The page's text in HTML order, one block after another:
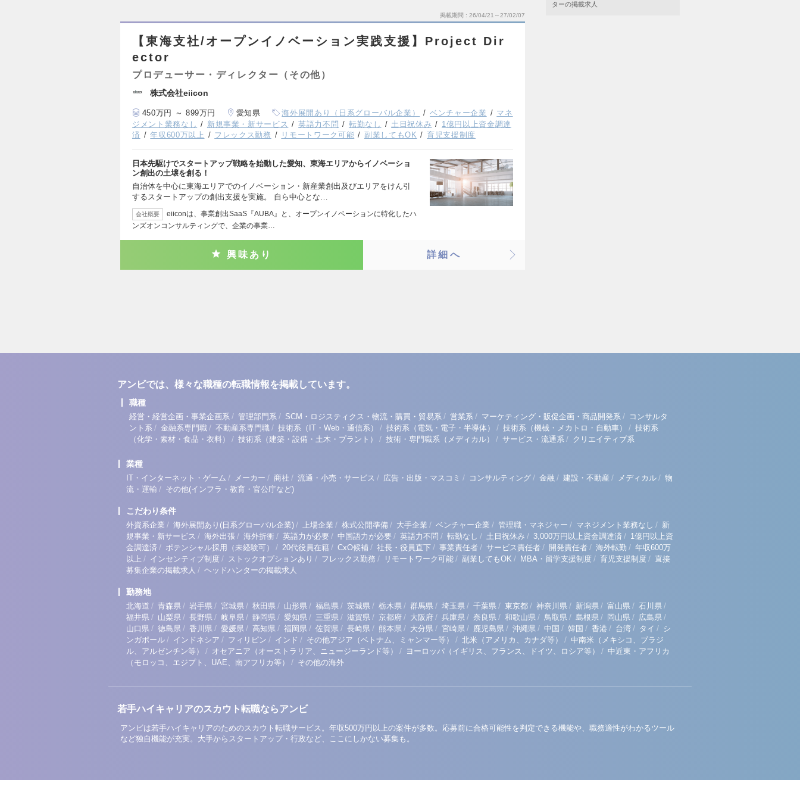
掲載期間 26/04/21～27/02/07
【東海支社/オープンイノベーション実践支援】Project Dir
ector
プロデューサー・ディレクター（その他）
株式会社eiicon
450万円 ～ 899万円 愛知県 海外展開あり（日系グローバル企業） ベンチャー企業
マネ
ジメント業務なし
新規事業・新サービス 英語力不問 転勤なし 土日祝休み
1億円以上資金調達
済
年収600万以上 フレックス勤務 リモートワーク可能 副業してもOK 育児支援制度
日本先駆けでスタートアップ戦略を始動した愛知、東海エリアからイノベーショ
ン創出の土壌を創る！
自治体を中心に東海エリアでのイノベーション・新産業創出及びエリアをけん引
するスタートアップの創出支援を実施。 自ら中心とな…
会社概要
eiiconは、事業創出SaaS『AUBA』と、オープンイノベーションに特化したハ
ンズオンコンサルティングで、企業の事業…
興味あり 詳細へ
ターの掲載求人
アンビでは、様々な職種の転職情報を掲載しています。
職種
経営・経営企画・事業企画系 / 管理部門系 / SCM・ロジスティクス・物流・購買・貿易系 / 営業系 / マーケティング・販促企画・商品開発系 / コンサルタ
ント系 / 金融系専門職 / 不動産系専門職 / 技術系（IT・Web・通信系） / 技術系（電気・電子・半導体） / 技術系（機械・メカトロ・自動車） / 技術系
（化学・素材・食品・衣料）
/ 技術系（建築・設備・土木・プラント） / 技術・専門職系（メディカル） / サービス・流通系 / クリエイティブ系
業種
IT・インターネット・ゲーム / メーカー / 商社 / 流通・小売・サービス / 広告・出版・マスコミ / コンサルティング / 金融 / 建設・不動産 / メディカル / 物
流・運輸 / その他(インフラ・教育・官公庁など)
こだわり条件
外資系企業 / 海外展開あり(日系グローバル企業) / 上場企業 / 株式公開準備 / 大手企業 / ベンチャー企業 / 管理職・マネジャー / マネジメント業務なし / 新
規事業・新サービス / 海外出張 / 海外折衝 / 英語力が必要 / 中国語力が必要 / 英語力不問 / 転勤なし / 土日祝休み / 3,000万円以上資金調達済 / 1億円以上資
金調達済 / ポテンシャル採用（未経験可） / 20代役員在籍 / CxO候補 / 社長・役員直下 / 事業責任者 / サービス責任者 / 開発責任者 / 海外転勤 / 年収600万
以上 / インセンティブ制度 / ストックオプションあり / フレックス勤務 / リモートワーク可能 / 副業してもOK / MBA・留学支援制度 / 育児支援制度 / 直接
募集企業の掲載求人 / ヘッドハンターの掲載求人
勤務地
北海道 / 青森県 / 岩手県 / 宮城県 / 秋田県 / 山形県 / 福島県 / 茨城県 / 栃木県 / 群馬県 / 埼玉県 / 千葉県 / 東京都 / 神奈川県 / 新潟県 / 富山県 / 石川県 /
福井県 / 山梨県 / 長野県 / 岐阜県 / 静岡県 / 愛知県 / 三重県 / 滋賀県 / 京都府 / 大阪府 / 兵庫県 / 奈良県 / 和歌山県 / 鳥取県 / 島根県 / 岡山県 / 広島県 /
山口県 / 徳島県 / 香川県 / 愛媛県 / 高知県 / 福岡県 / 佐賀県 / 長崎県 / 熊本県 / 大分県 / 宮崎県 / 鹿児島県 / 沖縄県 / 中国 / 韓国 / 香港 / 台湾 / タイ / シ
ンガポール / インドネシア / フィリピン / インド / その他アジア（ベトナム、ミャンマー等） / 北米（アメリカ、カナダ等） / 中南米（メキシコ、ブラジ
ル、アルゼンチン等）
/ オセアニア（オーストラリア、ニュージーランド等） / ヨーロッパ（イギリス、フランス、ドイツ、ロシア等） / 中近東・アフリカ
（モロッコ、エジプト、UAE、南アフリカ等）
/ その他の海外
若手ハイキャリアのスカウト転職ならアンビ
アンビは若手ハイキャリアのためのスカウト転職サービス。年収500万円以上の案件が多数。応募前に合格可能性を判定できる機能や、職務適性がわかるツール
など独自機能が充実。大手からスタートアップ・行政など、ここにしかない募集も。